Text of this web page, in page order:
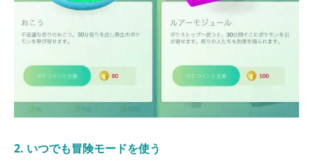
2. いつでも冒険モードを使う